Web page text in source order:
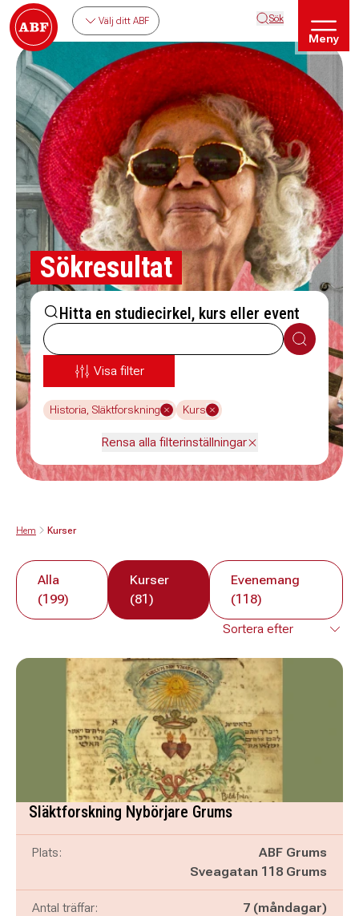
Välj ditt ABF Sök
Meny
Sökresultat
Hitta en studiecirkel, kurs eller event
Sök
Visa filter
Historia, Släktforskning Kurs
Rensa alla filterinställningar
Hem Kurser
Alla
(199)
Kurser
(81)
Evenemang
(118)
Släktforskning Nybörjare Grums
Plats:
ABF Grums
Sveagatan 118 Grums
Antal träffar: 7 (måndagar)